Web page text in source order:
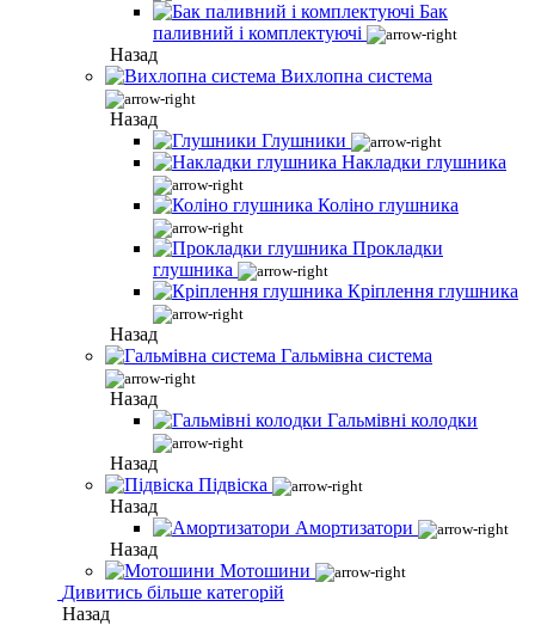
Бак
паливний і комплектуючі
Назад
Вихлопна система
Назад
Глушники
Накладки глушника
Коліно глушника
Прокладки
глушника
Кріплення глушника
Назад
Гальмівна система
Назад
Гальмівні колодки
Назад
Підвіска
Назад
Амортизатори
Назад
Мотошини
Дивитись більше категорій
Назад